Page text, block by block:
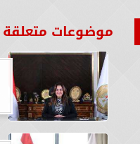
موضوعات متعلقة